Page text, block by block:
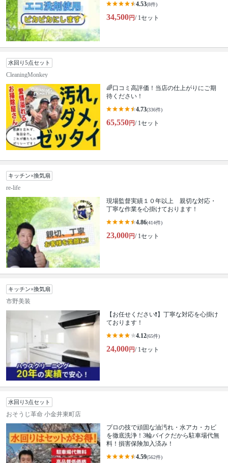
4.53(8件)
34,500円/ 1セット
水回り5点セット
CleaningMonkey
🌈口コミ高評価！当店の仕上がりにご期
待ください！
4.73(336件)
65,550円/ 1セット
キッチン×換気扇
re-life
現場監督実績１０年以上 親切な対応・
丁寧な作業を心掛けております！
4.86(414件)
23,000円/ 1セット
キッチン×換気扇
市野美装
【お任せください❗️】丁寧な対応を心掛け
ております！
4.12(65件)
24,000円/ 1セット
水回り3点セット
おそうじ革命 小金井東町店
プロの技で頑固な油汚れ・水アカ・カビ
を徹底洗浄！3輪バイクだから駐車場代無
料！損害保険加入済み！
4.59(562件)